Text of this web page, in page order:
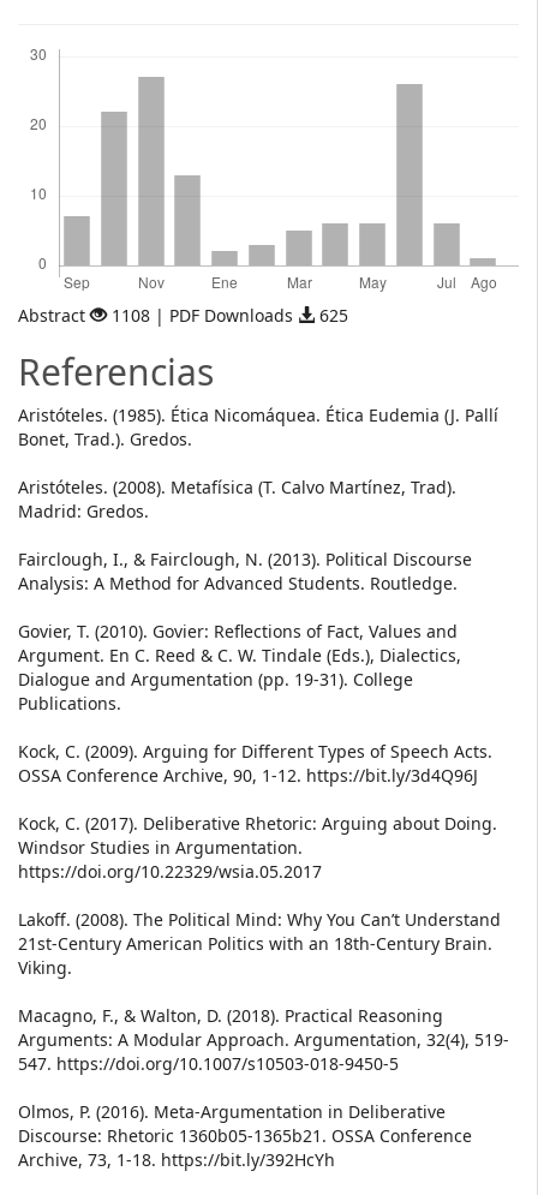
Abstract 1108 | PDF Downloads 625
Referencias
Aristóteles. (1985). Ética Nicomáquea. Ética Eudemia (J. Pallí
Bonet, Trad.). Gredos.
Aristóteles. (2008). Metafísica (T. Calvo Martínez, Trad).
Madrid: Gredos.
Fairclough, I., & Fairclough, N. (2013). Political Discourse
Analysis: A Method for Advanced Students. Routledge.
Govier, T. (2010). Govier: Reflections of Fact, Values and
Argument. En C. Reed & C. W. Tindale (Eds.), Dialectics,
Dialogue and Argumentation (pp. 19-31). College
Publications.
Kock, C. (2009). Arguing for Different Types of Speech Acts.
OSSA Conference Archive, 90, 1-12. https://bit.ly/3d4Q96J
Kock, C. (2017). Deliberative Rhetoric: Arguing about Doing.
Windsor Studies in Argumentation.
https://doi.org/10.22329/wsia.05.2017
Lakoff. (2008). The Political Mind: Why You Can’t Understand
21st-Century American Politics with an 18th-Century Brain.
Viking.
Macagno, F., & Walton, D. (2018). Practical Reasoning
Arguments: A Modular Approach. Argumentation, 32(4), 519-
547. https://doi.org/10.1007/s10503-018-9450-5
Olmos, P. (2016). Meta-Argumentation in Deliberative
Discourse: Rhetoric 1360b05-1365b21. OSSA Conference
Archive, 73, 1-18. https://bit.ly/392HcYh